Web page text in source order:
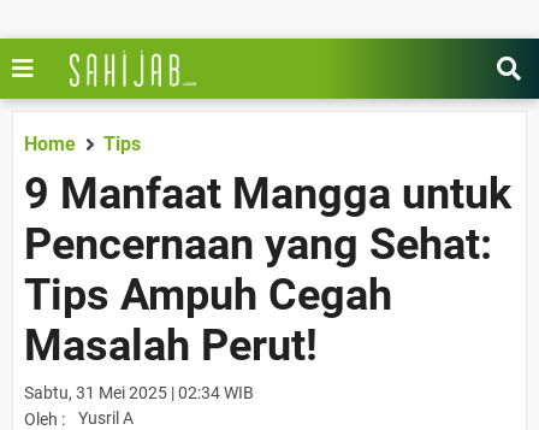
Home Tips
9 Manfaat Mangga untuk
Pencernaan yang Sehat:
Tips Ampuh Cegah
Masalah Perut!
Sabtu, 31 Mei 2025 | 02:34 WIB
Oleh :
Yusril A